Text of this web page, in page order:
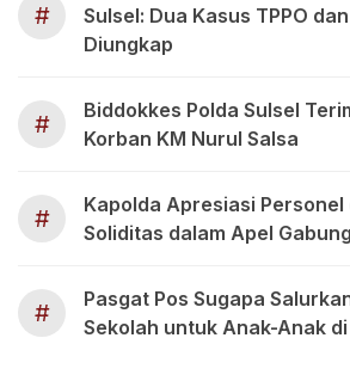
#
Sulsel: Dua Kasus TPPO
Diungkap
#
Biddokkes Polda Sulsel
Korban KM Nurul Salsa
#
Kapolda Apresiasi
Soliditas dalam Apel
#
Pasgat Pos Sugapa
Sekolah untuk Anak-Anak